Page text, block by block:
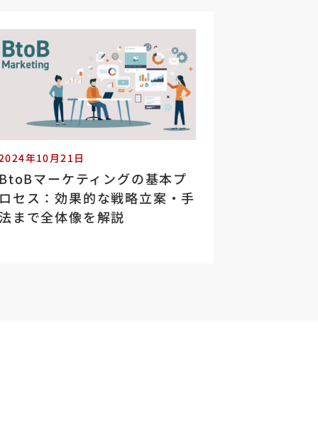
年10月21日
マーケティングの基本プ
セス：効果的な戦略立案・手
まで全体像を解説